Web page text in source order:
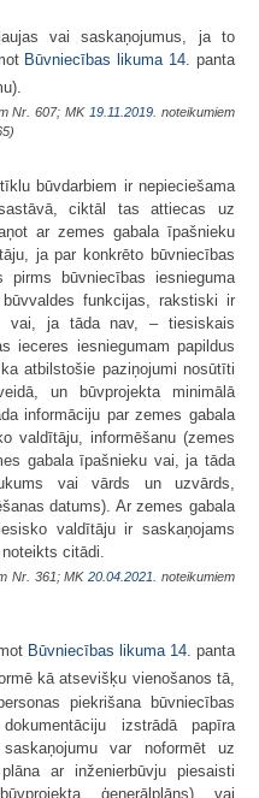
vai saskaņojumus, ja to
Būvniecības likuma 14. panta
Nr. 607; MK 19.11.2019. noteikumiem
būvdarbiem ir nepieciešama
ciktāl tas attiecas uz
ar zemes gabala īpašnieku
ja par konkrēto būvniecības
būvniecības iesnieguma
funkcijas, rakstiski ir
vai, ja tāda nav, – tiesiskais
ieceres iesniegumam papildus
atbilstošie paziņojumi nosūtīti
un būvprojekta minimālā
informāciju par zemes gabala
valdītāju, informēšanu (zemes
gabala īpašnieku vai, ja tāda
vai vārds un uzvārds,
datums). Ar zemes gabala
valdītāju ir saskaņojams
citādi.
Nr. 361; MK20.04.2021.
noteikumiem
Būvniecības likuma 14. panta
kā atsevišķu vienošanos tā,
piekrišana būvniecības
izstrādā papīra
var noformēt uz
ar inženierbūvju piesaisti
ģenerālplāns) vai